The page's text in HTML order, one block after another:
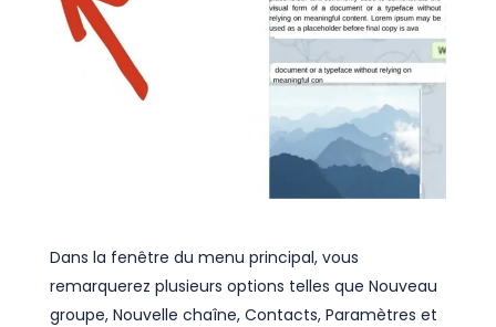
Dans la fenêtre du menu principal, vous
remarquerez plusieurs options telles que Nouveau
groupe, Nouvelle chaîne, Contacts, Paramètres et